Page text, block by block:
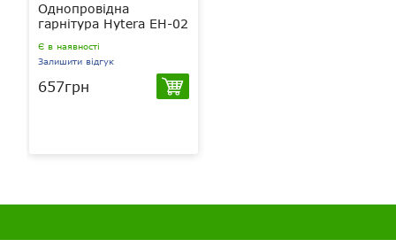
Однопровідна
гарнітура Hytera EH-02
Є в наявності
Залишити відгук
657грн